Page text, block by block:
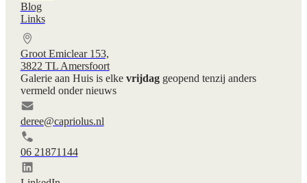
Blog
Links
Groot Emiclear 153,
3822 TL Amersfoort
Galerie aan Huis is elke vrijdaggeopend tenzij anders
vermeld onder nieuws
deree@capriolus.nl
06 21871144